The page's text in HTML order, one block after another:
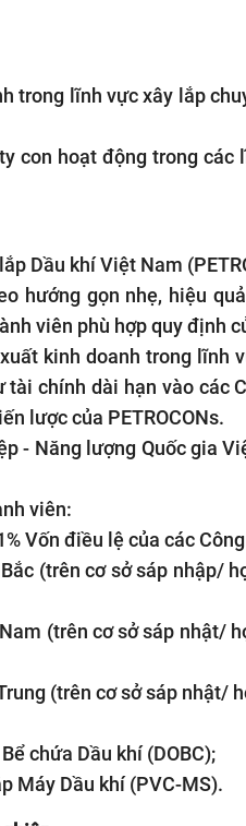
trong lĩnh vực xây lắp
con hoạt động trong
Dầu khí Việt Nam
hướng gọn nhẹ, hiệu
viên phù hợp quy định
kinh doanh trong lĩnh
tài chính dài hạn vào các
lược của PETROCONs.
- Năng lượng Quốc gia
viên:
Vốn điều lệ của các
(trên cơ sở sáp nhập/
(trên cơ sở sáp nhật/
(trên cơ sở sáp
chứa Dầu khí (DOBC);
Máy Dầu khí (PVC-MS).